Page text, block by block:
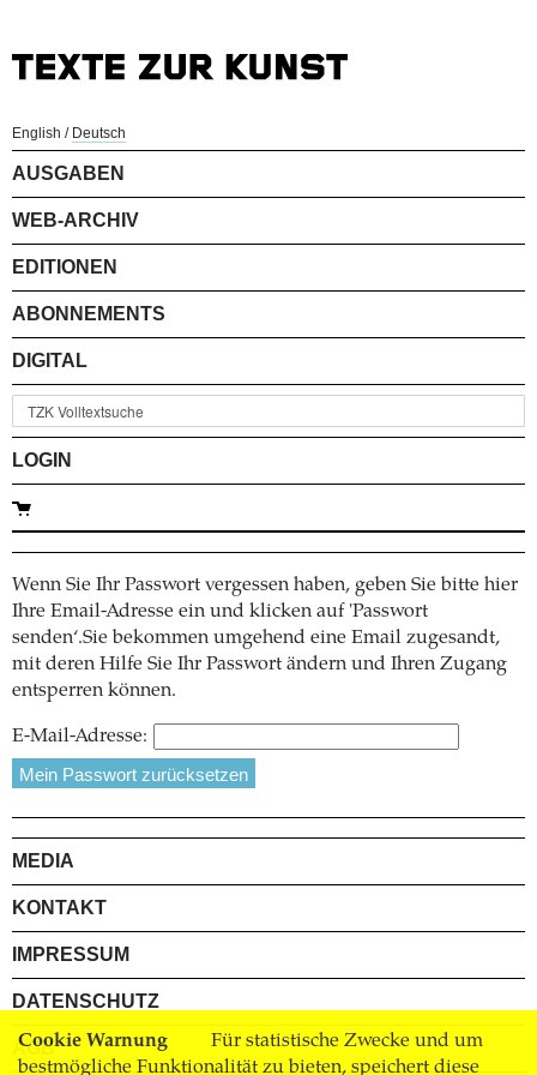
Cookie Warnung
Für statistische Zwecke und um
bestmögliche Funktionalität zu bieten, speichert diese
English / Deutsch
AUSGABEN
WEB-ARCHIV
EDITIONEN
ABONNEMENTS
DIGITAL
LOGIN
Wenn Sie Ihr Passwort vergessen haben, geben Sie bitte hier
Ihre Email-Adresse ein und klicken auf 'Passwort
senden‘.Sie bekommen umgehend eine Email zugesandt,
mit deren Hilfe Sie Ihr Passwort ändern und Ihren Zugang
entsperren können.
E-Mail-Adresse:
MEDIA
KONTAKT
IMPRESSUM
DATENSCHUTZ
AGB